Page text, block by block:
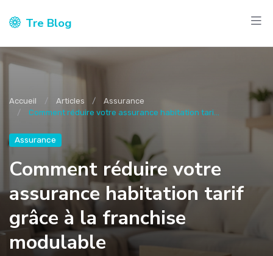
Tre Blog
Accueil Articles
Assurance
Comment réduire votre assurance habitation tari...
Assurance
Comment réduire votre
assurance habitation tarif
grâce à la franchise
modulable